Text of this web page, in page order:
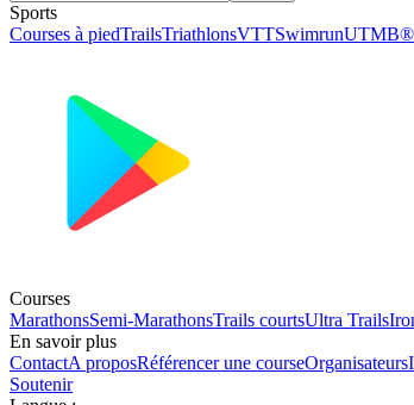
Sports
Courses à piedTrailsTriathlonsVTTSwimrunUTMB®
Courses
MarathonsSemi-MarathonsTrails courtsUltra Trails
En savoir plus
ContactA proposRéférencer une courseOrganisateurs
Soutenir